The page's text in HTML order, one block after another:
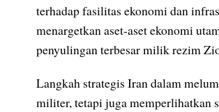
terhadap fasilitas ekonomi dan
menargetkan aset-aset ekonomi
penyulingan terbesar milik rezim
Langkah strategis Iran dalam
militer, tetapi juga memperlihatkan